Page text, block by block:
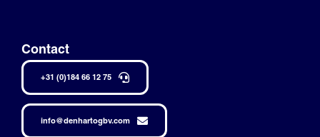
Contact
+31 (0)184 66 12 75
info@denhartogbv.com